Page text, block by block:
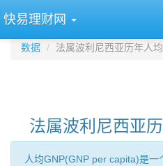
快易理财网
数据 法属波利尼西亚历年人
法属波利尼西亚
人均GNP(GNP per capita)是一